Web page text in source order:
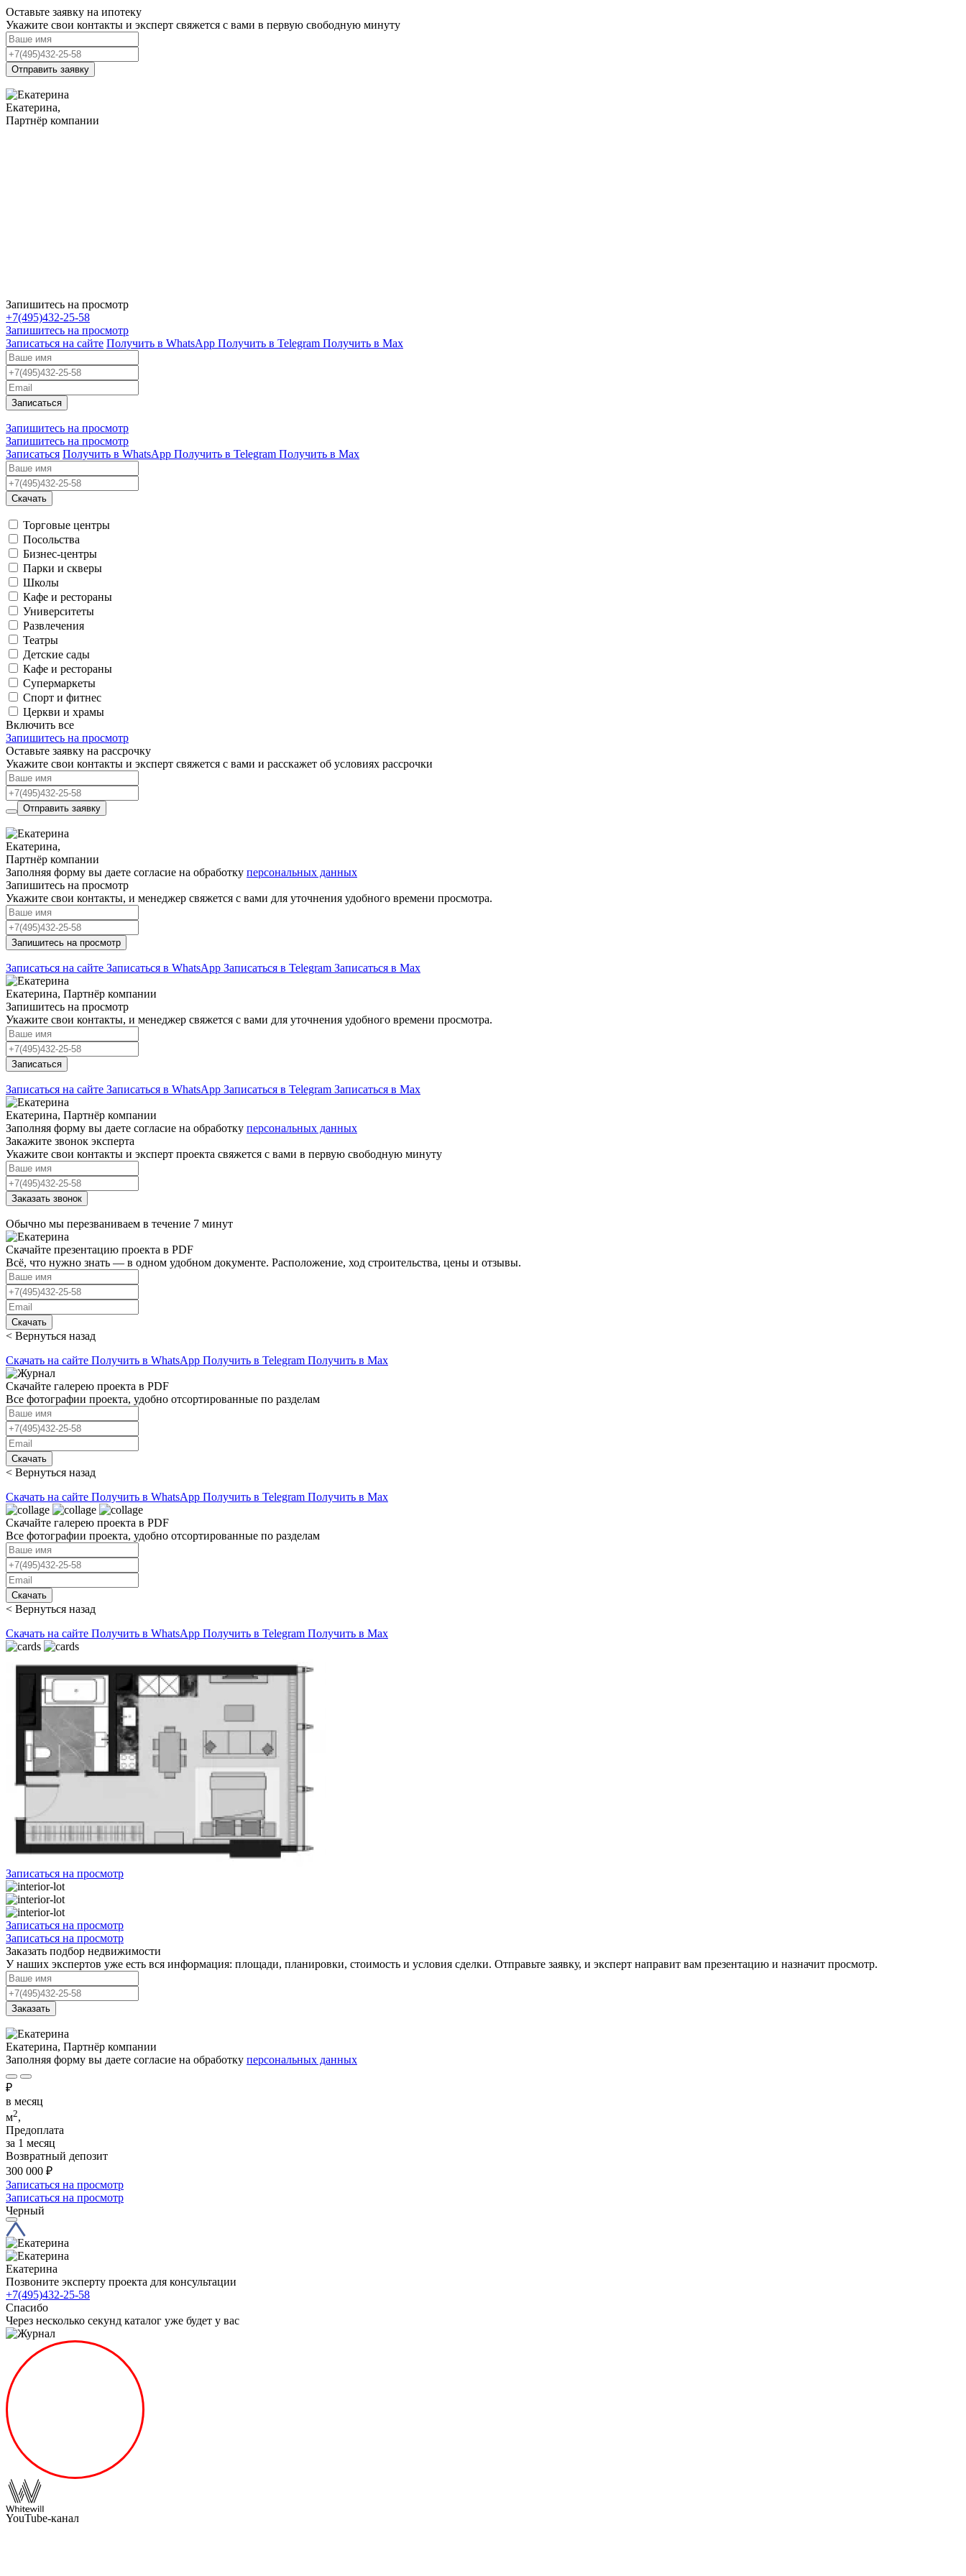
Оставьте заявку на ипотеку
Укажите свои контакты и эксперт свяжется с вами в первую свободную минуту
Отправить заявку
Екатерина,
Партнёр компании
Запишитесь на просмотр
+7(495)432-25-58
Запишитесь на просмотр
Записаться на сайте Получить в WhatsApp Получить в Telegram Получить в Max
Записаться
Запишитесь на просмотр
Запишитесь на просмотр
Записаться Получить в WhatsApp Получить в Telegram Получить в Max
Скачать
Торговые центры
Посольства
Бизнес-центры
Парки и скверы
Школы
Кафе и рестораны
Университеты
Развлечения
Театры
Детские сады
Кафе и рестораны
Супермаркеты
Спорт и фитнес
Церкви и храмы
Включить все
Запишитесь на просмотр
Оставьте заявку на рассрочку
Укажите свои контакты и эксперт свяжется с вами и расскажет об условиях рассрочки
Отправить заявку
Екатерина,
Партнёр компании
Заполняя форму вы даете согласие на обработку персональных данных
Запишитесь на просмотр
Укажите свои контакты, и менеджер свяжется с вами для уточнения удобного времени просмотра.
Запишитесь на просмотр
Записаться на сайте Записаться в WhatsApp Записаться в Telegram Записаться в Max
Екатерина, Партнёр компании
Запишитесь на просмотр
Укажите свои контакты, и менеджер свяжется с вами для уточнения удобного времени просмотра.
Записаться
Записаться на сайте Записаться в WhatsApp Записаться в Telegram Записаться в Max
Екатерина, Партнёр компании
Заполняя форму вы даете согласие на обработку персональных данных
Закажите звонок эксперта
Укажите свои контакты и эксперт проекта свяжется с вами в первую свободную минуту
Заказать звонок
Обычно мы перезваниваем в течение 7 минут
Скачайте презентацию проекта в PDF
Всё, что нужно знать — в одном удобном документе. Расположение, ход строительства, цены и отзывы.
Скачать
< Вернуться назад
Скачать на сайте Получить в WhatsApp Получить в Telegram Получить в Max
Скачайте галерею проекта в PDF
Все фотографии проекта, удобно отсортированные по разделам
Скачать
< Вернуться назад
Скачать на сайте Получить в WhatsApp Получить в Telegram Получить в Max
Скачайте галерею проекта в PDF
Все фотографии проекта, удобно отсортированные по разделам
Скачать
< Вернуться назад
Скачать на сайте Получить в WhatsApp Получить в Telegram Получить в Max
Записаться на просмотр
Записаться на просмотр
Записаться на просмотр
Заказать подбор недвижимости
У наших экспертов уже есть вся информация: площади, планировки, стоимость и условия сделки. Отправьте заявку, и эксперт направит вам презентацию и назначит просмотр.
Заказать
Екатерина, Партнёр компании
Заполняя форму вы даете согласие на обработку персональных данных
₽
в месяц
м2,
Предоплата
за 1 месяц
Возвратный депозит
300 000 ₽
Записаться на просмотр
Записаться на просмотр
Черный
Екатерина
Позвоните эксперту проекта для консультации
+7(495)432-25-58
Спасибо
Через несколько секунд каталог уже будет у вас
YouTube-канал